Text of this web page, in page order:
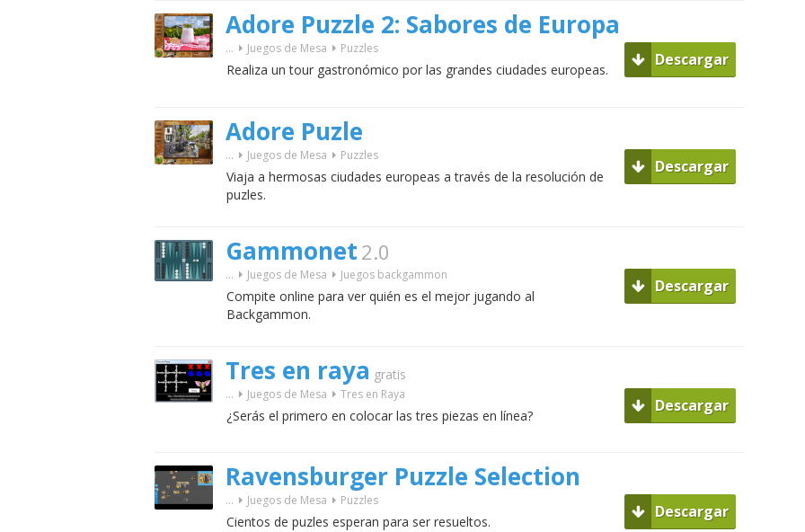
Adore Puzzle 2: Sabores de Europa
... Juegos de Mesa Puzzles
Realiza un tour gastronómico por las grandes ciudades europeas.
Descargar
Adore Puzle
... Juegos de Mesa Puzzles
Viaja a hermosas ciudades europeas a través de la resolución de
puzles.
Descargar
Gammonet 2.0
... Juegos de Mesa Juegos backgammon
Compite online para ver quién es el mejor jugando al
Backgammon.
Descargar
Tres en raya gratis
... Juegos de Mesa Tres en Raya
¿Serás el primero en colocar las tres piezas en línea?
Descargar
Ravensburger Puzzle Selection
... Juegos de Mesa Puzzles
Cientos de puzles esperan para ser resueltos.
Descargar